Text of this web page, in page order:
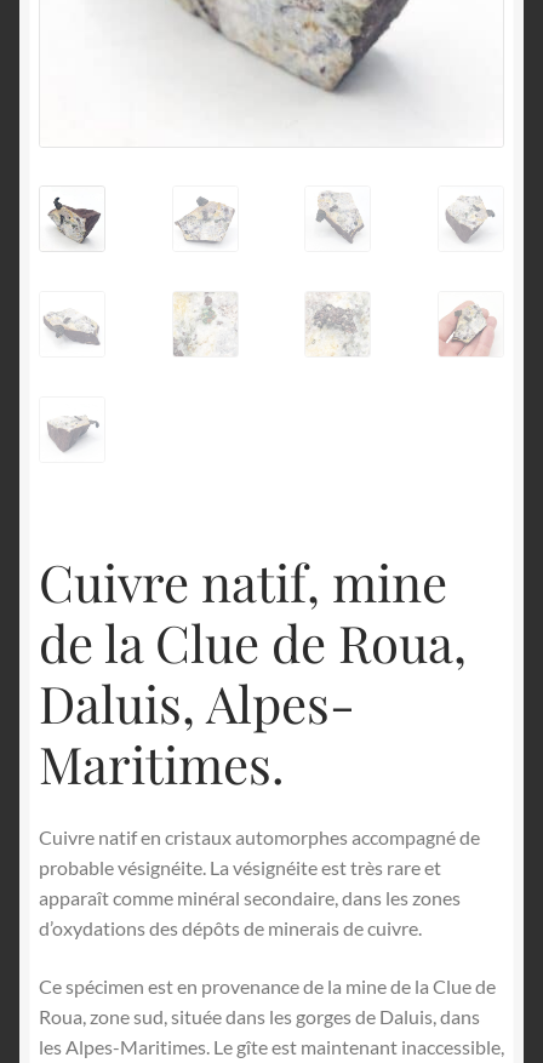
Cuivre natif, mine
de la Clue de Roua,
Daluis, Alpes-
Maritimes.
Cuivre natif en cristaux automorphes accompagné de
probable vésignéite. La vésignéite est très rare et
apparaît comme minéral secondaire, dans les zones
d’oxydations des dépôts de minerais de cuivre.
Ce spécimen est en provenance de la mine de la Clue de
Roua, zone sud, située dans les gorges de Daluis, dans
les Alpes-Maritimes. Le gîte est maintenant inaccessible,